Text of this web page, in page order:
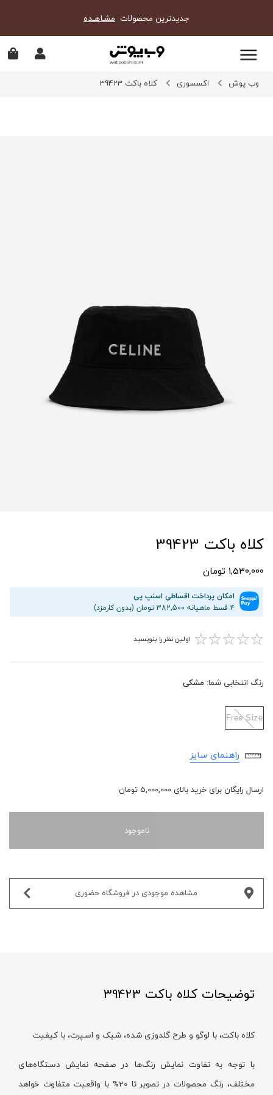
جدیدترین محصولات مشـاهـده
وب پوش اکسسوری کلاه باکت 39423
کلاه باکت 39423
1,530,000 تومان
امکان پرداخت اقساطیِ اسنپ پی
۴ قسط ماهیانه 382,500 تومان (بدون کارمزد)
☆
☆
☆
☆
☆ اولین نظر را بنویسید
رنگ انتخابی شما: مشکی
Free Size
راهنمای سایز
ارسال رایگان برای خرید بالای 5,000,000 تومان
ناموجود
مشاهده موجودی در فروشگاه حضوری‌
توضیحات کلاه باکت 39423
کلاه باکت، با لوگو و طرح گلدوزی شده، شیک و اسپرت، با کیفیت
با توجه به تفاوت نمایش رنگ‌ها در صفحه نمایش دستگاه‌های
مختلف، رنگ محصولات در تصویر تا 20% با واقعیت متفاوت خواهد